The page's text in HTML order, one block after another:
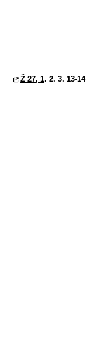
Ž 27, 1. 2. 3. 13-14